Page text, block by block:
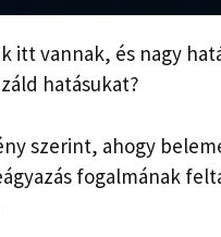
itt vannak, és nagy
hatásukat?
szerint, ahogy
fogalmának